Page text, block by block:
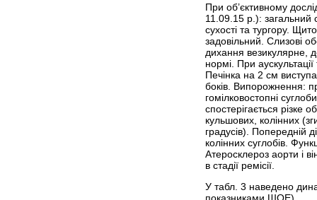
При об’єктивному
11.09.15 р.): загальний
сухості та тургору.
задовільний. Слизові
дихання везикулярне,
нормі. При
Печінка на 2 см
боків. Випорожнення:
гомілковостопні
спостерігається різке
кульшових, колінних
градусів). Попередній
колінних суглобів.
Атеросклероз аорти і
в стадії ремісії.
У табл. 3 наведено
показниками ШОЕ).